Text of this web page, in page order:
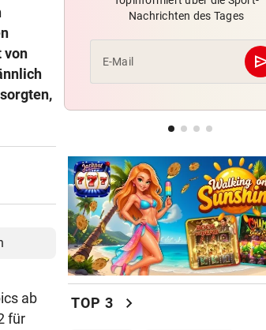
von
ab
für
LIVE ab 17 Uhr: GAK gegen
Lustenau
Drama um Ilzer-Ass!
Transfer-Hammer um gleich
ÖFB-Teamspieler?
Nachrichten des Tages
E-Mail
TOP 3 chevron_right